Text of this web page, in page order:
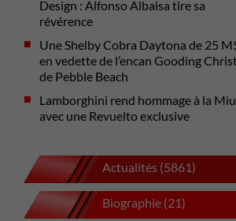
Design : Alfonso Albaisa tire sa
révérence
Une Shelby Cobra Daytona de 25
en vedette de l’encan Gooding
de Pebble Beach
Lamborghini rend hommage à la
avec une Revuelto exclusive
Actualités (5861)
Biographie (21)